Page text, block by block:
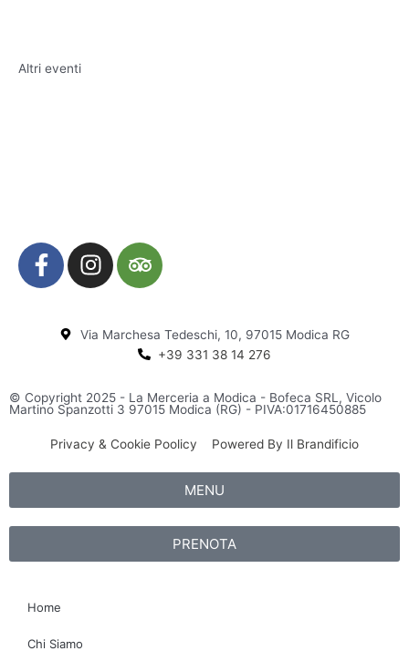
Altri eventi
F
a
o
k
I
n
a
r
a
m
T
r
a
d
v
i
s
o
r
Via Marchesa Tedeschi, 10, 97015 Modica RG
+39 331 38 14 276
© Copyright 2025 - La Merceria a Modica - Bofeca SRL, Vicolo
Martino Spanzotti 3 97015 Modica (RG) - PIVA:01716450885
Privacy & Cookie Poolicy Powered By Il Brandificio
MENU
PRENOTA
Home
Chi Siamo